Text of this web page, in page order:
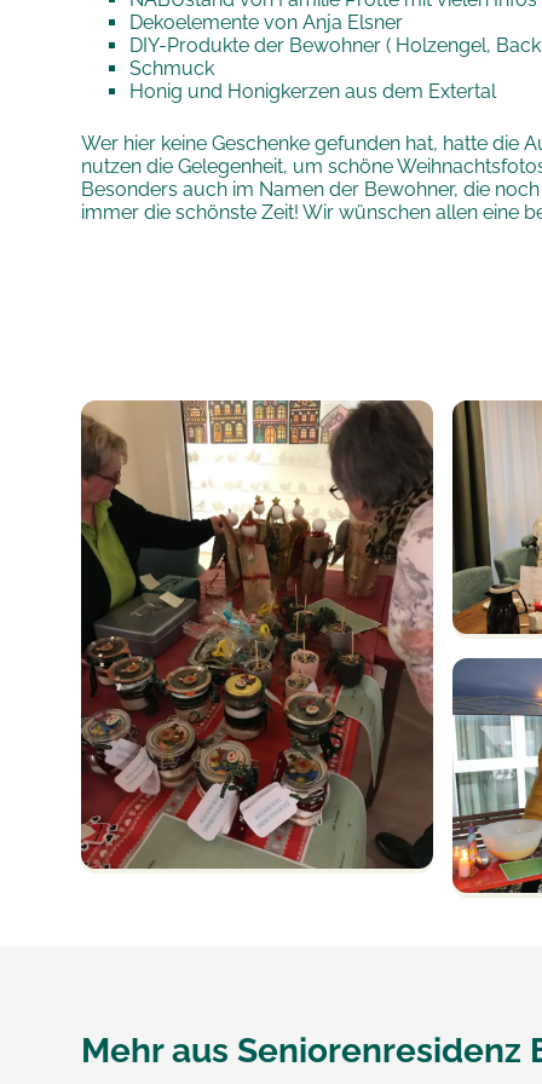
Dekoelemente von Anja Elsner
DIY-Produkte der Bewohner ( Holzengel,
Schmuck
Honig und Honigkerzen aus dem Extertal
Wer hier keine Geschenke gefunden hat, hatte die
nutzen die Gelegenheit, um schöne
Besonders auch im Namen der Bewohner, die
immer die schönste Zeit! Wir wünschen allen eine
Mehr ausSeniorenresidenz